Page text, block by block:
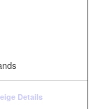
Details